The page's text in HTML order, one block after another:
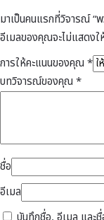
มาเป็นคนแรกที่วิจารณ์ “
อีเมลของคุณจะไม่แสดงใ
การให้คะแนนของคุณ *
บทวิจารณ์ของคุณ *
ชื่อ
อีเมล